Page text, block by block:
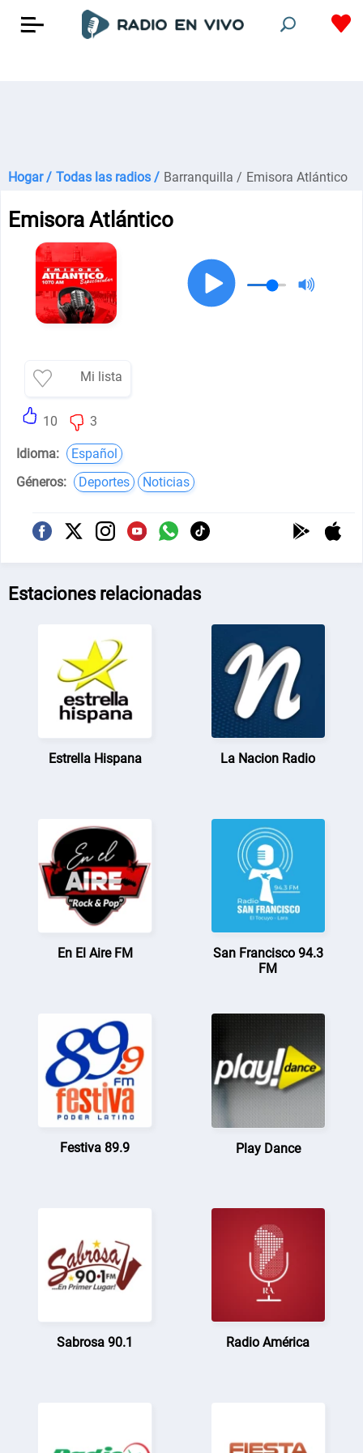
Hogar / Todas las radios / Barranquilla / Emisora Atlántico
Emisora Atlántico
Mi lista
10 3
Idioma:
Español
Géneros:
Deportes Noticias
Estaciones relacionadas
Estrella Hispana La Nacion Radio
En El Aire FM
San Francisco 94.3
FM
Festiva 89.9 Play Dance
Sabrosa 90.1 Radio América